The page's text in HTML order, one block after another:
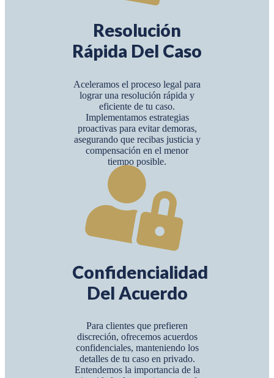
Resolución
Rápida Del Caso
Aceleramos el proceso legal para
lograr una resolución rápida y
eficiente de tu caso.
Implementamos estrategias
proactivas para evitar demoras,
asegurando que recibas justicia y
compensación en el menor
tiempo posible.
Confidencialidad
Del Acuerdo
Para clientes que prefieren
discreción, ofrecemos acuerdos
confidenciales, manteniendo los
detalles de tu caso en privado.
Entendemos la importancia de la